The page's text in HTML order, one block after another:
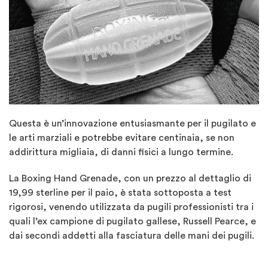
Questa è un’innovazione entusiasmante per il pugilato e
le arti marziali e potrebbe evitare centinaia, se non
addirittura migliaia, di danni fisici a lungo termine.
La Boxing Hand Grenade, con un prezzo al dettaglio di
19,99 sterline per il paio, è stata sottoposta a test
rigorosi, venendo utilizzata da pugili professionisti tra i
quali l’ex campione di pugilato gallese, Russell Pearce, e
dai secondi addetti alla fasciatura delle mani dei pugili.